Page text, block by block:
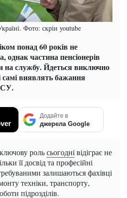
Фото: скрін youtube
понад 60 років не
однак частина пенсіонерів
на службу. Йдеться виключно
самі виявлять бажання
Додайте в
джерела Google
рольсьогодні відіграє не
її досвід та професійні
залишаються фахівці
техніки, транспорту,
підрозділів.